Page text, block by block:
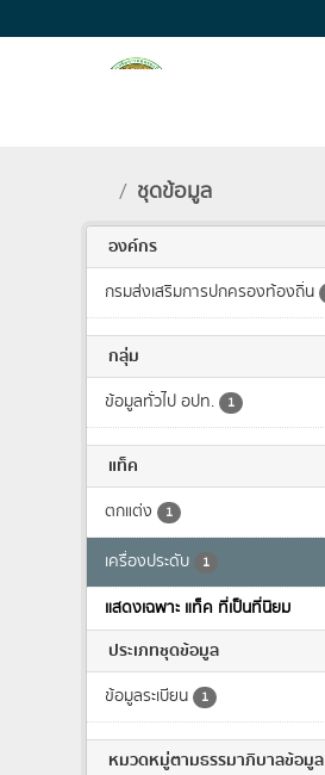
ชุดข้อมูล
องค์กร
กรมส่งเสริมการปกครองท้องถิ่น
กลุ่ม
ข้อมูลทั่วไป อปท. 1
แท็ค
ตกแต่ง 1
เครื่องประดับ 1
แสดงเฉพาะ แท็ค ที่เป็นที่นิยม
ประเภทชุดข้อมูล
ข้อมูลระเบียน 1
หมวดหมู่ตามธรรมาภิบาลข้อมูล